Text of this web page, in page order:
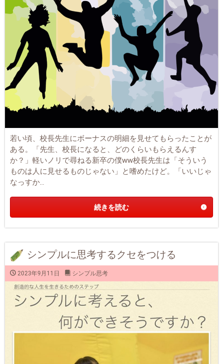
若い頃、校長先生にボーナスの明細を見せてもらったことが
ある。「先生、校長になると、どのくらいもらえるんす
か？」軽いノリで尋ねる新卒の僕ww校長先生は「そういう
ものは人に見せるものじゃない」と嗜めたけど。「いいじゃ
なっすか...
続きを読む
シンプルに思考するクセをつける
2023年9月11日 シンプル思考